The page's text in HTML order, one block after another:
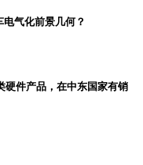
气化前景几何？
硬件产品，在中东国家有销